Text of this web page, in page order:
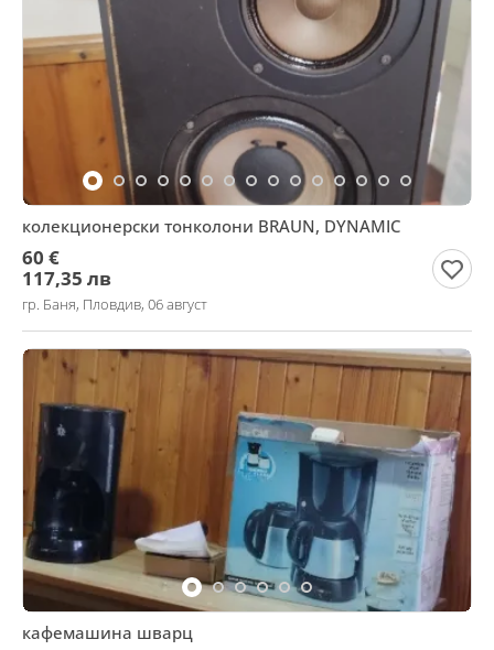
колекционерски тонколони BRAUN, DYNAMIC
60 €
117,35 лв
гр. Баня, Пловдив, 06 август
кафемашина шварц